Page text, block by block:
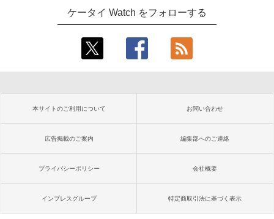
ケータイ Watch をフォローする
本サイトのご利用について お問い合わせ
広告掲載のご案内 編集部へのご連絡
プライバシーポリシー 会社概要
インプレスグループ 特定商取引法に基づく表示